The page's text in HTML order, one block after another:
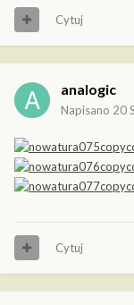
Cytuj
analogic
Napisano 20
Cytuj